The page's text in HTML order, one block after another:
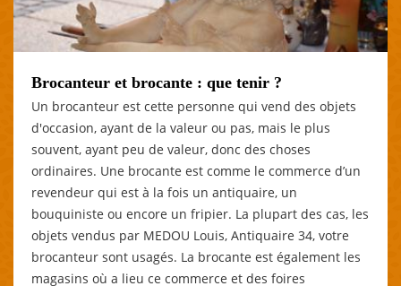
Brocanteur et brocante : que tenir ?
Un brocanteur est cette personne qui vend des objets
d'occasion, ayant de la valeur ou pas, mais le plus
souvent, ayant peu de valeur, donc des choses
ordinaires. Une brocante est comme le commerce d’un
revendeur qui est à la fois un antiquaire, un
bouquiniste ou encore un fripier. La plupart des cas, les
objets vendus par MEDOU Louis, Antiquaire 34, votre
brocanteur sont usagés. La brocante est également les
magasins où a lieu ce commerce et des foires